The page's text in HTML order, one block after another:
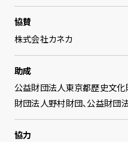
協賛
株式会社カネカ
助成
公益財団法人東京都歴史文化
財団法人野村財団、公益財団
協力